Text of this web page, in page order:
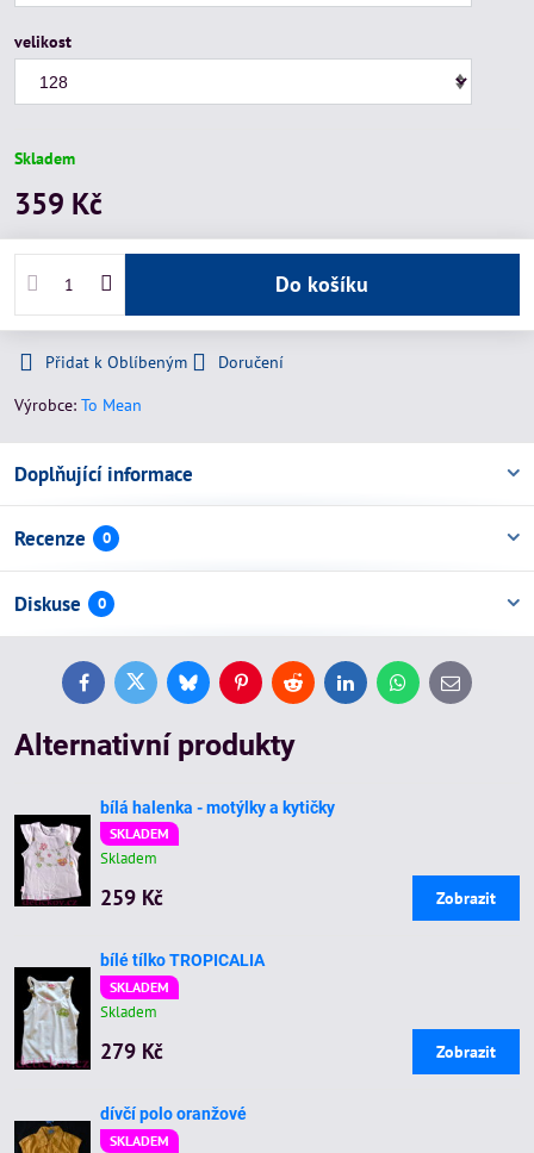
velikost
Skladem
359 Kč
Do košíku
Přidat k Oblíbeným
Doručení
Výrobce: To Mean
Doplňující informace
Recenze 0
Diskuse 0
FacebookTwitterBlueskyPinterestReddit LinkedInWhatsApp
E-
mail
Alternativní produkty
bílá halenka - motýlky a kytičky
SKLADEM
Skladem
259 Kč Zobrazit
bílé tílko TROPICALIA
SKLADEM
Skladem
279 Kč Zobrazit
dívčí polo oranžové
SKLADEM